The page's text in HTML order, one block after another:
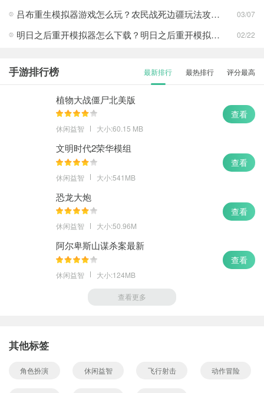
吕布重生模拟器游戏怎么玩？农民战死边疆玩法攻略介绍一览 03/07
明日之后重开模拟器怎么下载？明日之后重开模拟器怎么玩？ 02/22
手游排行榜 最新排行 最热排行 评分最高
植物大战僵尸北美版
休闲益智 大小:60.15 MB
查看
文明时代2荣华模组
休闲益智 大小:541MB
查看
恐龙大炮
休闲益智 大小:50.96M
查看
阿尔卑斯山谋杀案最新
休闲益智 大小:124MB
查看
查看更多
其他标签
角色扮演 休闲益智 飞行射击 动作冒险